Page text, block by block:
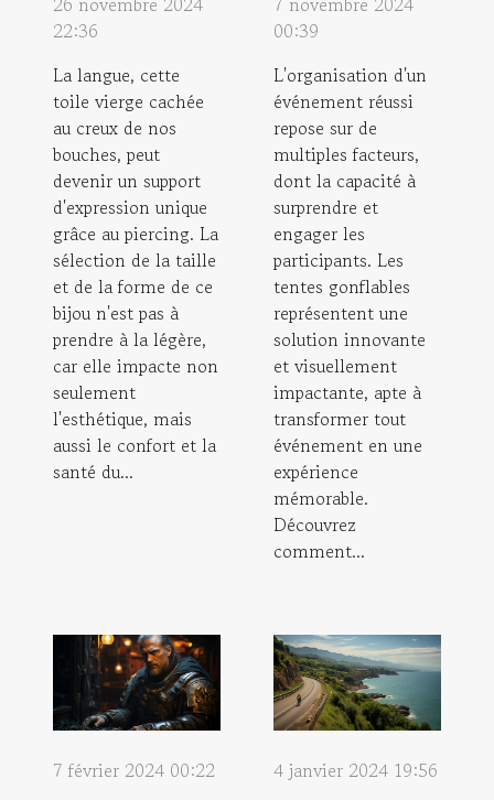
22:36
La langue, cette
toile vierge cachée
au creux de nos
bouches, peut
devenir un support
d'expression unique
grâce au piercing. La
sélection de la taille
et de la forme de ce
bijou n'est pas à
prendre à la légère,
car elle impacte non
seulement
l'esthétique, mais
aussi le confort et la
santé du...
00:39
L'organisation d'un
événement réussi
repose sur de
multiples facteurs,
dont la capacité à
surprendre et
engager les
participants. Les
tentes gonflables
représentent une
solution innovante
et visuellement
impactante, apte à
transformer tout
événement en une
expérience
mémorable.
Découvrez
comment...
7 février 2024 00:22
4 janvier 2024 19:56